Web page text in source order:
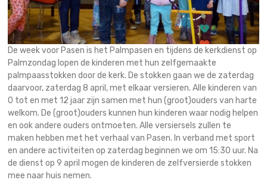
De week voor Pasen is het Palmpasen en tijdens de kerkdienst op
Palmzondag lopen de kinderen met hun zelfgemaakte
palmpaasstokken door de kerk. De stokken gaan we de zaterdag
daarvoor, zaterdag 8 april, met elkaar versieren. Alle kinderen van
0 tot en met 12 jaar zijn samen met hun (groot)ouders van harte
welkom. De (groot)ouders kunnen hun kinderen waar nodig helpen
en ook andere ouders ontmoeten. Alle versiersels zullen te
maken hebben met het verhaal van Pasen. In verband met sport
en andere activiteiten op zaterdag beginnen we om 15:30 uur. Na
de dienst op 9 april mogen de kinderen de zelfversierde stokken
mee naar huis nemen.